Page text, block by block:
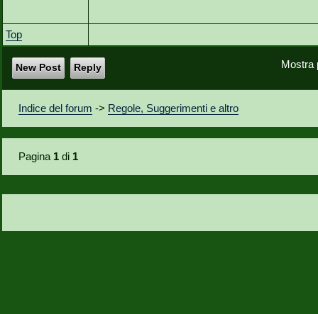
Top
Mostra
New Post Reply
Indice del forum -> Regole, Suggerimenti e altro
Pagina 1 di 1